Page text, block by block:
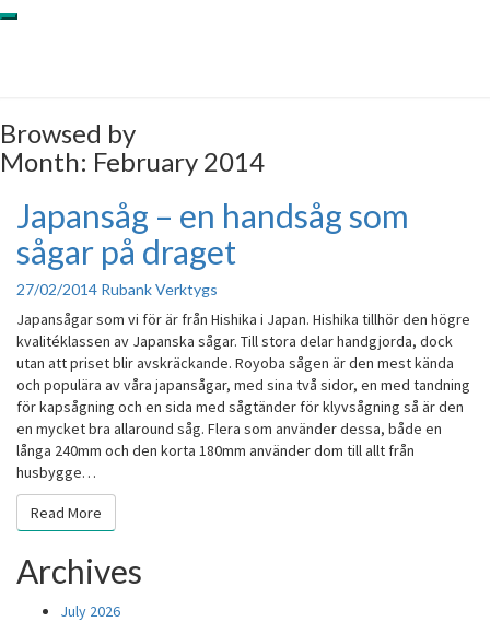
Skip
Toggle
Browsed by
Month: February 2014
Japansåg
–
en
handsåg
som
sågar
på
draget
Japansåg – en handsåg som
sågar på draget
27/02/2014 Rubank Verktygs
Japansågar som vi för är från Hishika i Japan. Hishika tillhör den högre
kvalitéklassen av Japanska sågar. Till stora delar handgjorda, dock
utan att priset blir avskräckande. Royoba sågen är den mest kända
och populära av våra japansågar, med sina två sidor, en med tandning
för kapsågning och en sida med sågtänder för klyvsågning så är den
en mycket bra allaround såg. Flera som använder dessa, både en
långa 240mm och den korta 180mm använder dom till allt från
husbygge…
Read More
Archives
July 2026